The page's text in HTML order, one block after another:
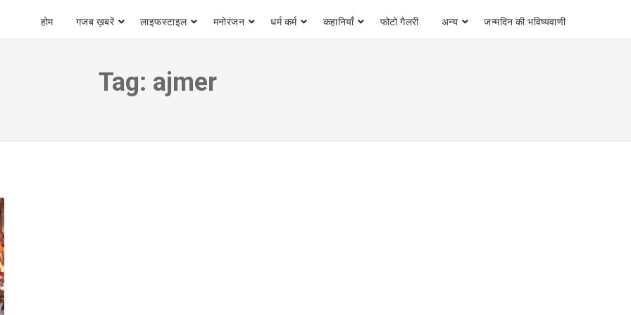
होम गजब ख़बरें लाइफस्टाइल मनोरंजन धर्म कर्म कहानियाँ फोटो गैलरी अन्य जन्मदिन की भविष्यवाणी
Tag: ajmer